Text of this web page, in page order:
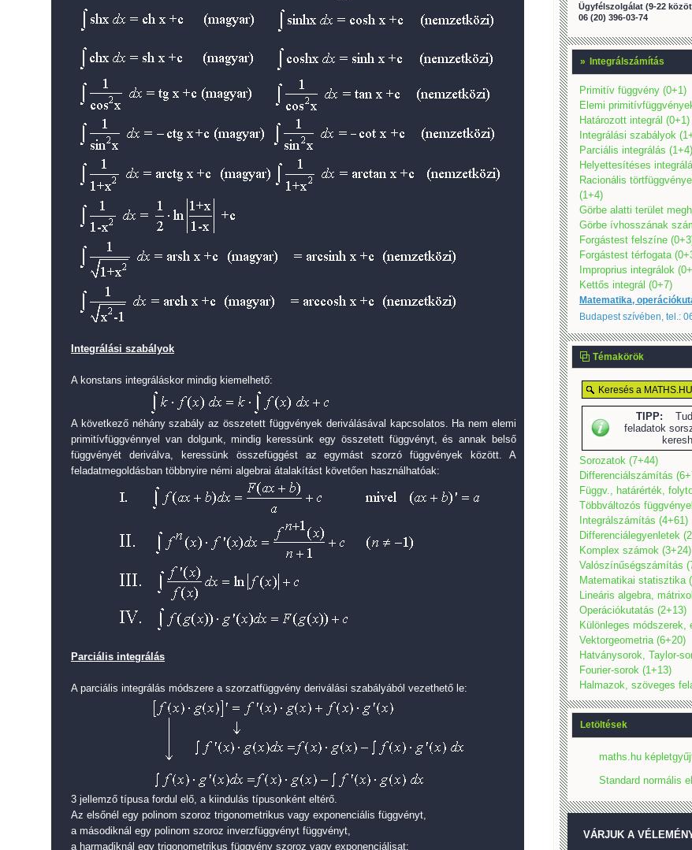
Integrálási szabályok
A konstans integráláskor mindig kiemelhető:
A következő néhány szabály az összetett függvények deriválásával kapcsolatos. Ha nem elemi
primitívfüggvénnyel van dolgunk, mindig keressünk egy összetett függvényt, és annak belső
függvényét deriválva, keressünk összefüggést az egymást szorzó függvények között. A
feladatmegoldásban többnyire némi algebrai átalakítást követően használhatóak:
Parciális integrálás
A parciális integrálás módszere a szorzatfüggvény deriválási szabályából vezethető le:
3 jellemző típusa fordul elő, a kiindulás típusonként eltérő.
Az elsőnél egy polinom szoroz trigonometrikus vagy exponenciális függvényt,
a másodiknál egy polinom szoroz inverzfüggvényt függvényt,
a harmadiknál egy trigonometrikus függvény szoroz vagy exponenciálisat:
Ügyfélszolgálat (9-22
06 (20) 396-03-74
» Integrálszámítás
Primitív függvény (0+1)
Elemi
Határozott integrál (0+1)
Integrálási szabályok
Parciális integrálás (1+4)
Helyettesítéses
Racionális
(1+4)
Görbe alatti terület
Görbe ívhosszának
Forgástest felszíne
Forgástest térfogata
Improprius integrálok
Kettős integrál (0+7)
Matematika,
Budapest szívében, tel.:
Témakörök
TIPP:
feladatok
Sorozatok (7+44)
Differenciálszámítás
Függv., határérték,
Többváltozós
Integrálszámítás (4+61)
Differenciálegyenletek
Komplex számok (3+24)
Valószínűségszámítás
Matematikai statisztika
Lineáris algebra,
Operációkutatás (2+13)
Különleges módszerek,
Vektorgeometria (6+20)
Hatványsorok, Taylor-
Fourier-sorok (1+13)
Halmazok, szöveges
Letöltések
maths.hu
Standard normális
VÁRJUK A